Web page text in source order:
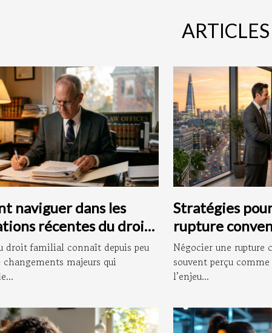
naviguer dans les
récentes du droit
droit familial connaît depuis peu
changements majeurs qui
Stratégies
rupture
litige
Négocier une
souvent perçu
l’enjeu...